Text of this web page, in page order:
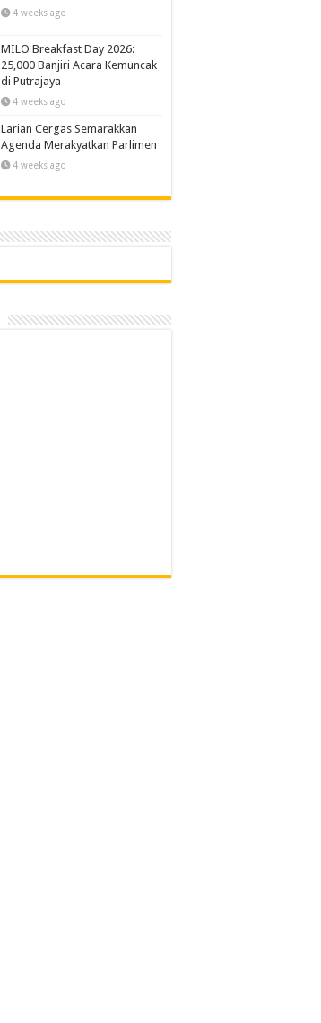
4 weeks ago
MILO Breakfast Day 2026:
25,000 Banjiri Acara Kemuncak
di Putrajaya
4 weeks ago
Larian Cergas Semarakkan
Agenda Merakyatkan Parlimen
4 weeks ago